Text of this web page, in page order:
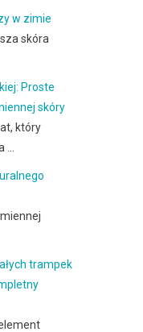
w zimie
skóra
Proste
skóry
który
…
trampek